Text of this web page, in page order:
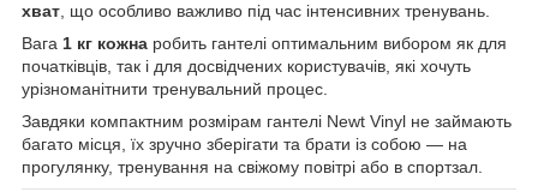
хват, що особливо важливо під час інтенсивних тренувань.
Вага 1 кг кожна робить гантелі оптимальним вибором як для
початківців, так і для досвідчених користувачів, які хочуть
урізноманітнити тренувальний процес.
Завдяки компактним розмірам гантелі Newt Vinyl не займають
багато місця, їх зручно зберігати та брати із собою — на
прогулянку, тренування на свіжому повітрі або в спортзал.